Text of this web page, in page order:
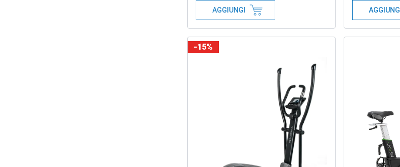
AGGIUNGI AGGIUNGI
-15%